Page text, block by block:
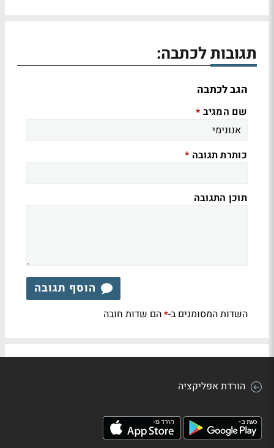
תגובות לכתבה:
הגב לכתבה
שם המגיב *
כותרת תגובה *
תוכן התגובה
הוסף תגובה
השדות המסומנים ב-*הם שדות חובה
הורדת אפליקציה